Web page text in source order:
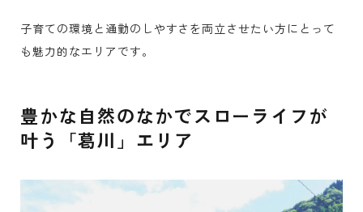
子育ての環境と通勤のしやすさを両立させたい方にとって
も魅力的なエリアです。
豊かな自然のなかでスローライフが
叶う「葛川」エリア